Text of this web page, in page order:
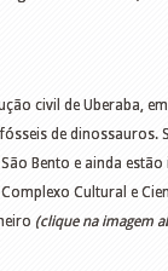
civil de Uberaba,
de dinossauros.
Bento e ainda
Cultural e
(clique na imagem